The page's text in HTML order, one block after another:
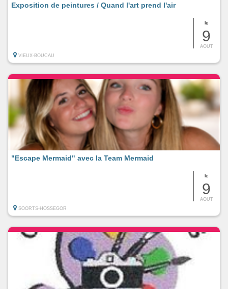
le
9
AOUT
Exposition de peintures / Quand l'art prend l'air
VIEUX-BOUCAU
le
9
AOUT
"Escape Mermaid" avec la Team Mermaid
SOORTS-HOSSEGOR